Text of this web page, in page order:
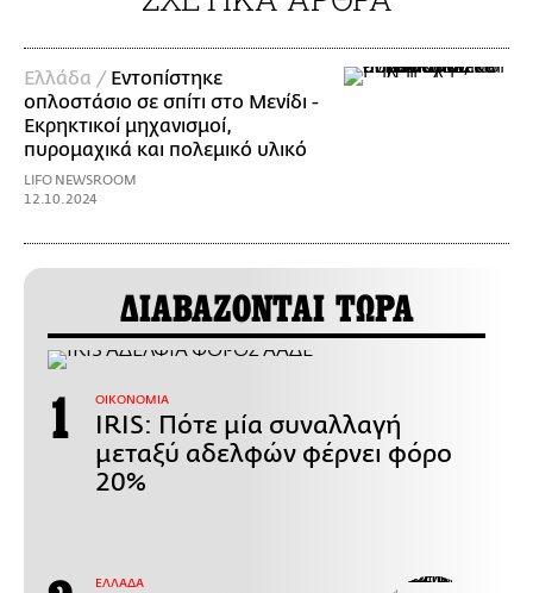
Ελλάδα / Εντοπίστηκε
οπλοστάσιο σε σπίτι στο Μενίδι -
Εκρηκτικοί μηχανισμοί,
πυρομαχικά και πολεμικό υλικό
LIFO NEWSROOM
12.10.2024
ΔΙΑΒΑΖΟΝΤΑΙ ΤΩΡΑ
ΟΙΚΟΝΟΜΙΑ
IRIS: Πότε μία συναλλαγή
μεταξύ αδελφών φέρνει φόρο
20%
ΕΛΛΑΔΑ